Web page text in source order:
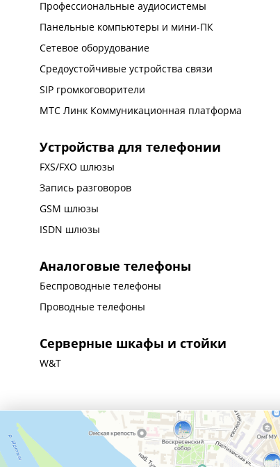
Профессиональные аудиосистемы
Панельные компьютеры и мини-ПК
Сетевое оборудование
Средоустойчивые устройства связи
SIP громкоговорители
МТС Линк Коммуникационная платформа
Устройства для телефонии
FXS/FXO шлюзы
Запись разговоров
GSM шлюзы
ISDN шлюзы
Аналоговые телефоны
Беспроводные телефоны
Проводные телефоны
Серверные шкафы и стойки
W&T